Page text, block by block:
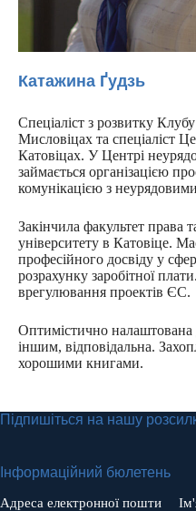
Катажина Ґудзь
Спеціаліст з розвитку
Мисловіцах та спеціаліст
Катовіцах. У Центрі
займається організацією
комунікацією з
Закінчила факультет права
університету в Катовіце.
професійного досвіду у
розрахунку заробітної
врегулювання проектів ЄС.
Оптимістично налаштована
іншим, відповідальна.
хорошими книгами.
Підпишіться на нашу
Інформаційний бюлетень
Адреса електронної пошти